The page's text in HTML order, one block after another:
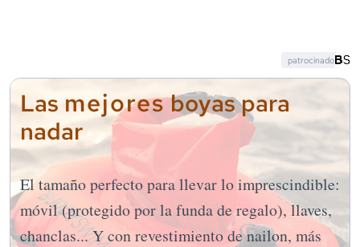
Las mejoresboyas para
nadar
El tamaño perfecto para llevar lo imprescindible:
móvil (protegido por la funda de regalo), llaves,
chanclas... Y con revestimiento de nailon, más
patrocinado